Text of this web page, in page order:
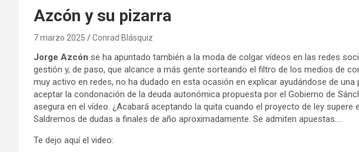
Azcón y su pizarra
7 marzo 2025 Conrad Blásquiz
Jorge Azcón se ha apuntado también a la moda de colgar vídeos en las redes
gestión y, de paso, que alcance a más gente sorteando el filtro de los medios de
muy activo en redes, no ha dudado en esta ocasión en explicar ayudándose de
aceptar la condonación de la deuda autonómica propuesta por el Gobierno de
asegura en el vídeo. ¿Acabará aceptando la quita cuando el proyecto de ley
Saldremos de dudas a finales de año aproximadamente. Se admiten apuestas….
Te dejo aquí el video: